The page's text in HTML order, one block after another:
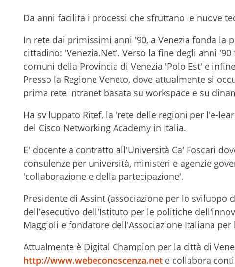
Da anni facilita i processi che sfruttano le nuove
In rete dai primissimi anni '90, a Venezia fonda la
cittadino: 'Venezia.Net'. Verso la fine degli anni
comuni della Provincia di Venezia 'Polo Est' e
Presso la Regione Veneto, dove attualmente si
prima rete intranet basata su workspace e su
Ha sviluppato Ritef, la 'rete delle regioni per l'e-
del Cisco Networking Academy in Italia.
E' docente a contratto all'Università Ca' Foscari
consulenze per università, ministeri e agenzie
'collaborazione e della partecipazione'.
Presidente di Assint (associazione per lo
dell'esecutivo dell'Istituto per le politiche
Maggioli e fondatore dell'Associazione Italiana
Attualmente è Digital Champion per la città di
http://www.webeconoscenza.net e collabora